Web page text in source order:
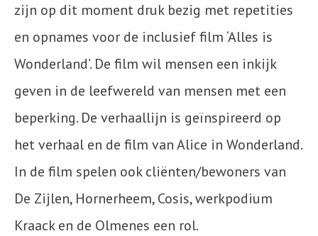
zijn op dit moment druk bezig met repetities
en opnames voor de inclusief film ‘Alles is
Wonderland’. De film wil mensen een inkijk
geven in de leefwereld van mensen met een
beperking. De verhaallijn is geïnspireerd op
het verhaal en de film van Alice in Wonderland.
In de film spelen ook cliënten/bewoners van
De Zijlen, Hornerheem, Cosis, werkpodium
Kraack en de Olmenes een rol.